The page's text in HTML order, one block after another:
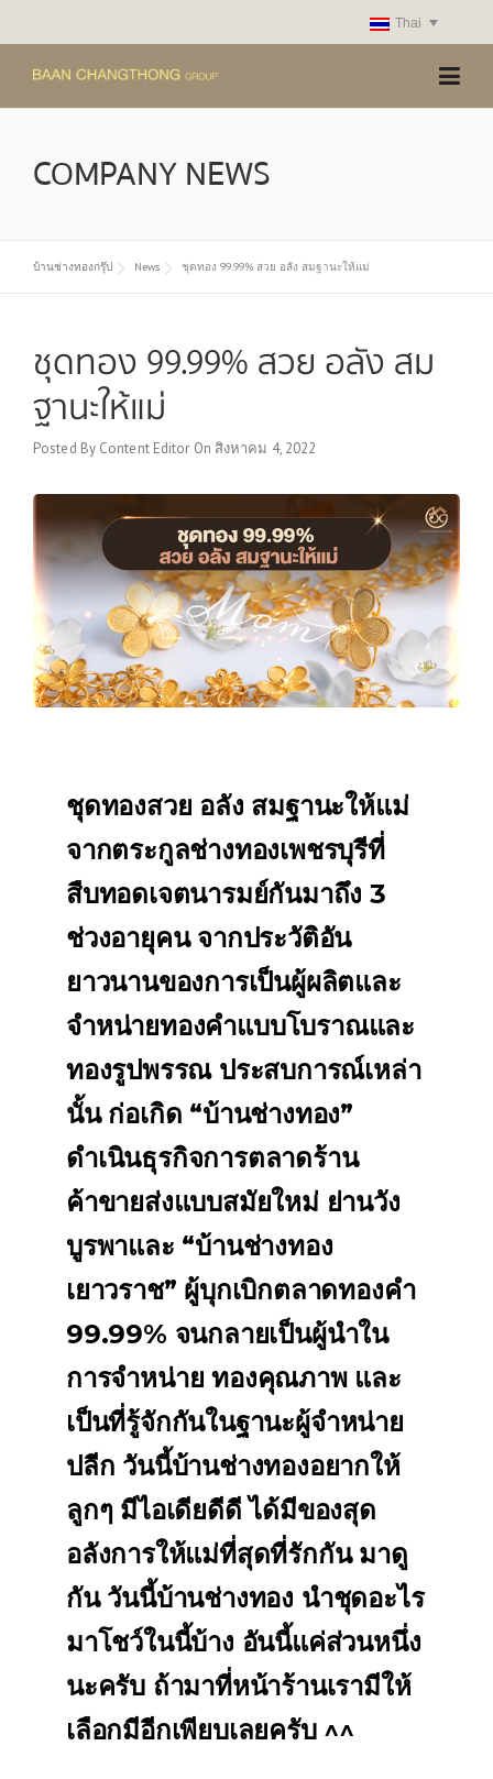
Thai
COMPANY NEWS
บ้านช่างทองกรุ๊ป News ชุดทอง 99.99% สวย อลัง สมฐานะให้แม่
ชุดทอง 99.99% สวย อลัง สม
ฐานะให้แม่
Posted By Content Editor On สิงหาคม 4, 2022
ชุดทองสวย อลัง สมฐานะให้แม่
จากตระกูลช่างทองเพชรบุรีที่
สืบทอดเจตนารมย์กันมาถึง 3
ช่วงอายุคน จากประวัติอัน
ยาวนานของการเป็นผู้ผลิตและ
จำหน่ายทองคำแบบโบราณและ
ทองรูปพรรณ ประสบการณ์เหล่า
นั้น ก่อเกิด “บ้านช่างทอง”
ดำเนินธุรกิจการตลาดร้าน
ค้าขายส่งแบบสมัยใหม่ ย่านวัง
บูรพาและ “บ้านช่างทอง
เยาวราช” ผู้บุกเบิกตลาดทองคำ
99.99% จนกลายเป็นผู้นำใน
การจำหน่าย ทองคุณภาพ และ
เป็นที่รู้จักกันในฐานะผู้จำหน่าย
ปลีก วันนี้บ้านช่างทองอยากให้
ลูกๆ มีไอเดียดีดี ได้มีของสุด
อลังการให้แม่ที่สุดที่รักกัน มาดู
กัน วันนี้บ้านช่างทอง นำชุดอะไร
มาโชว์ในนี้บ้าง อันนี้แค่ส่วนหนึ่ง
นะครับ ถ้ามาที่หน้าร้านเรามีให้
เลือกมีอีกเพียบเลยครับ ^^